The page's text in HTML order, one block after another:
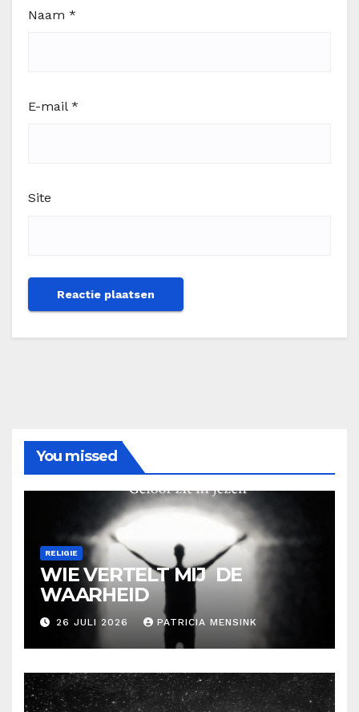
Naam *
E-mail *
Site
You missed
RELIGIE
WIE VERTELT MIJ DE
WAARHEID
26 JULI 2026 PATRICIA MENSINK